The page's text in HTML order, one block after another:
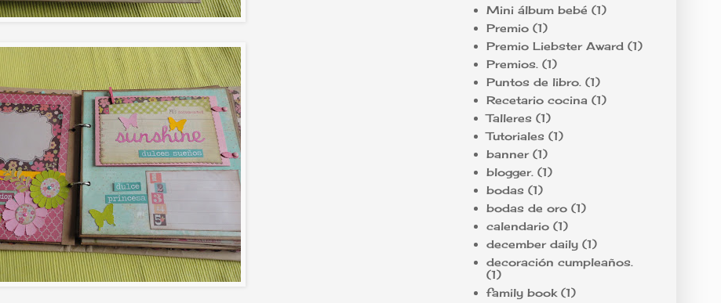
Mini álbum bebé (1)
Premio (1)
Premio Liebster Award (1)
Premios. (1)
Puntos de libro. (1)
Recetario cocina (1)
Talleres (1)
Tutoriales (1)
banner (1)
blogger. (1)
bodas (1)
bodas de oro (1)
calendario (1)
december daily (1)
decoración cumpleaños.
(1)
family book (1)